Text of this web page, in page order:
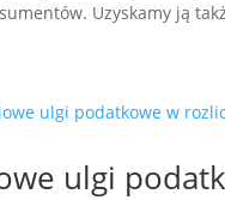
Uzyskamy ją
ulgi